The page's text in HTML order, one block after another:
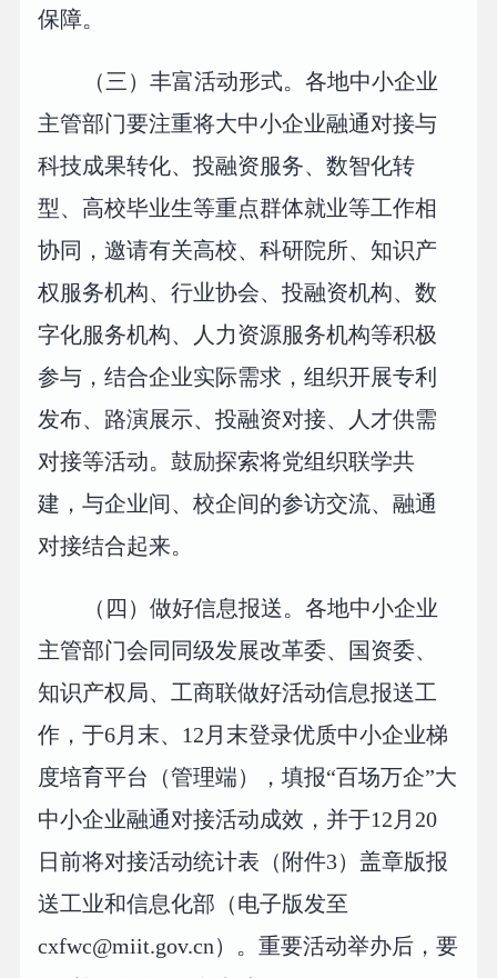
保障。
（三）丰富活动形式。各地中小企业
主管部门要注重将大中小企业融通对接与
科技成果转化、投融资服务、数智化转
型、高校毕业生等重点群体就业等工作相
协同，邀请有关高校、科研院所、知识产
权服务机构、行业协会、投融资机构、数
字化服务机构、人力资源服务机构等积极
参与，结合企业实际需求，组织开展专利
发布、路演展示、投融资对接、人才供需
对接等活动。鼓励探索将党组织联学共
建，与企业间、校企间的参访交流、融通
对接结合起来。
（四）做好信息报送。各地中小企业
主管部门会同同级发展改革委、国资委、
知识产权局、工商联做好活动信息报送工
作，于6月末、12月末登录优质中小企业梯
度培育平台（管理端），填报“百场万企”大
中小企业融通对接活动成效，并于12月20
日前将对接活动统计表（附件3）盖章版报
送工业和信息化部（电子版发至
cxfwc@miit.gov.cn）。重要活动举办后，要